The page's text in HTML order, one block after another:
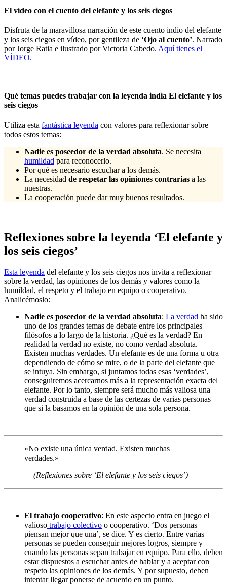
El vídeo con el cuento del elefante y los seis ciegos
Disfruta de la maravillosa narración de este cuento indio del elefante
y los seis ciegos en vídeo, por gentileza de ‘Ojo al cuento’. Narrado
por Jorge Ratia e ilustrado por Victoria Cabedo. Aquí tienes el
VÍDEO.
Qué temas puedes trabajar con la leyenda india El elefante y los
seis ciegos
Utiliza esta fantástica leyenda con valores para reflexionar sobre
todos estos temas:
Nadie es poseedor de la verdad absoluta. Se necesita
humildad para reconocerlo.
Por qué es necesario escuchar a los demás.
La necesidad de respetar las opiniones contrarias a las
nuestras.
La cooperación puede dar muy buenos resultados.
Reflexiones sobre la leyenda ‘El elefante y
los seis ciegos’
Esta leyenda del elefante y los seis ciegos nos invita a reflexionar
sobre la verdad, las opiniones de los demás y valores como la
humildad, el respeto y el trabajo en equipo o cooperativo.
Analicémoslo:
Nadie es poseedor de la verdad absoluta: La verdad ha sido
uno de los grandes temas de debate entre los principales
filósofos a lo largo de la historia. ¿Qué es la verdad? En
realidad la verdad no existe, no como verdad absoluta.
Existen muchas verdades. Un elefante es de una forma u otra
dependiendo de cómo se mire, o de la parte del elefante que
se intuya. Sin embargo, si juntamos todas esas ‘verdades’,
conseguiremos acercarnos más a la representación exacta del
elefante. Por lo tanto, siempre será mucho más valiosa una
verdad construida a base de las certezas de varias personas
que si la basamos en la opinión de una sola persona.
«No existe una única verdad. Existen muchas
verdades.»
— (Reflexiones sobre ‘El elefante y los seis ciegos’)
El trabajo cooperativo: En este aspecto entra en juego el
valioso trabajo colectivo o cooperativo. ‘Dos personas
piensan mejor que una’, se dice. Y es cierto. Entre varias
personas se pueden conseguir mejores logros, siempre y
cuando las personas sepan trabajar en equipo. Para ello, deben
estar dispuestos a escuchar antes de hablar y a aceptar con
respeto las opiniones de los demás. Y por supuesto, deben
intentar llegar ponerse de acuerdo en un punto.